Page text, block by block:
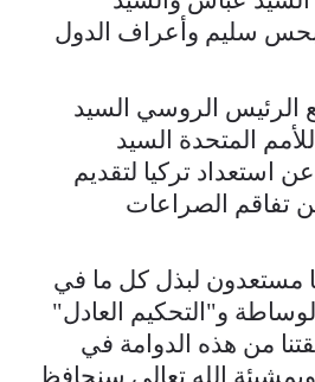
سليم وأعراف الدول
الرئيس الروسي السيد
المتحدة السيد
استعداد تركيا لتقديم
تفاقم الصراعات
مستعدون لبذل كل ما في
و"التحكيم العادل"
من هذه الدوامة في
الله تعالى سنحافظ